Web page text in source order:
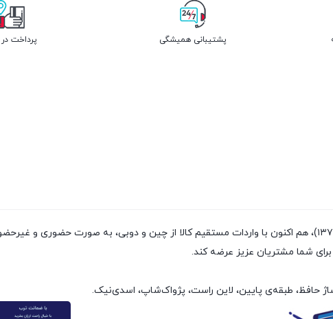
پشتیبانی همیشگی پرداخت
فروشگاه پژواک شاپ با داشتن سابقه‌ی فروش بیش از ۲۰سال (تاسیس سال ۱۳۷۹)، هم اکنون با واردات مستقیم کالا از
شما مشتریان عزیز عرضه کند.
حافظ، طبقه‌ی پایین، لاین راست، پژواک‌شاپ، اسدی‌نیک.